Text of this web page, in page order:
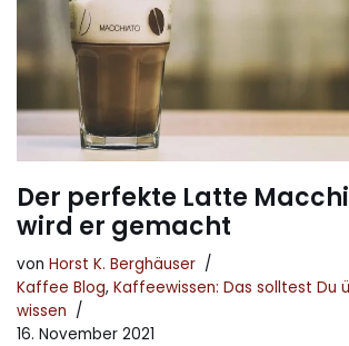
Der perfekte Latte
wird er gemacht
von Horst K. Berghäuser
Kaffee Blog, Kaffeewissen: Das solltest Du
wissen
16. November 2021